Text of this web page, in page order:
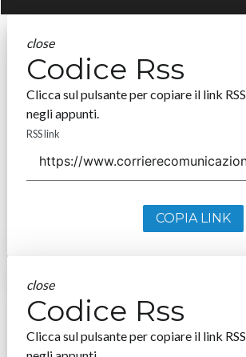
close
Codice Rss
Clicca sul pulsante per copiare il link RSS
negli appunti.
RSS link
COPIA LINK
close
Codice Rss
Clicca sul pulsante per copiare il link RSS